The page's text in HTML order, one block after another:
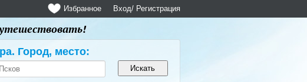
Вход/ Регистрация
Избранное
Город, место: